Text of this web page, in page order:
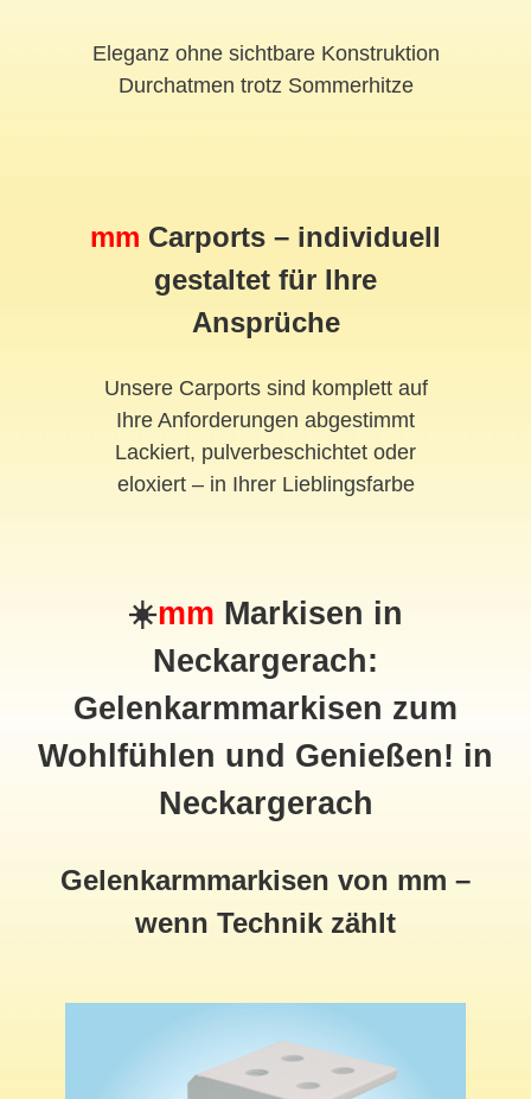
Eleganz ohne sichtbare Konstruktion
Durchatmen trotz Sommerhitze
mm Carports – individuell
gestaltet für Ihre
Ansprüche
Unsere Carports sind komplett auf
Ihre Anforderungen abgestimmt
Lackiert, pulverbeschichtet oder
eloxiert – in Ihrer Lieblingsfarbe
☀️mm Markisen in
Neckargerach:
Gelenkarmmarkisen zum
Wohlfühlen und Genießen! in
Neckargerach
Gelenkarmmarkisen von mm –
wenn Technik zählt